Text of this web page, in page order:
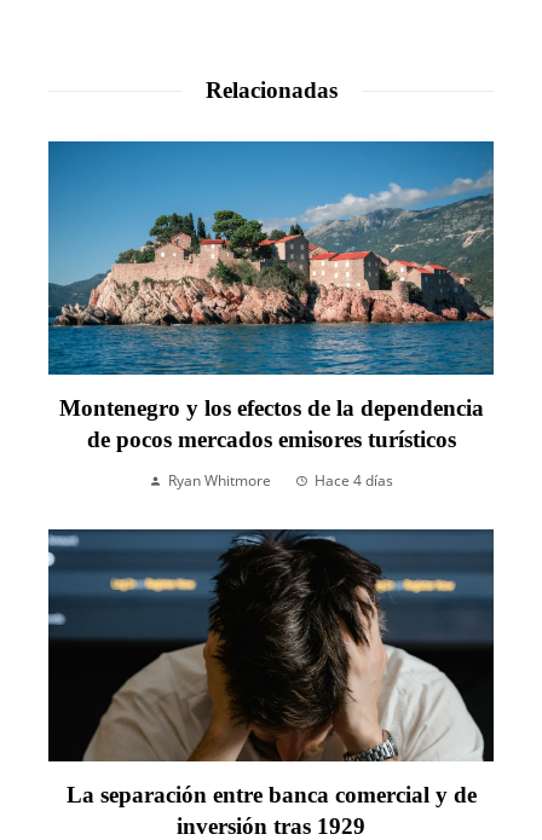
Relacionadas
Montenegro y los efectos de la dependencia
de pocos mercados emisores turísticos
Ryan Whitmore Hace 4 días
La separación entre banca comercial y de
inversión tras 1929